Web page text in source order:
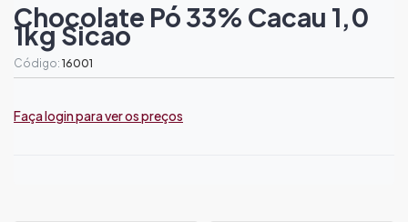
Chocolate Pó 33% Cacau 1,0
1kg Sicao
Código: 16001
Faça login para ver os preços